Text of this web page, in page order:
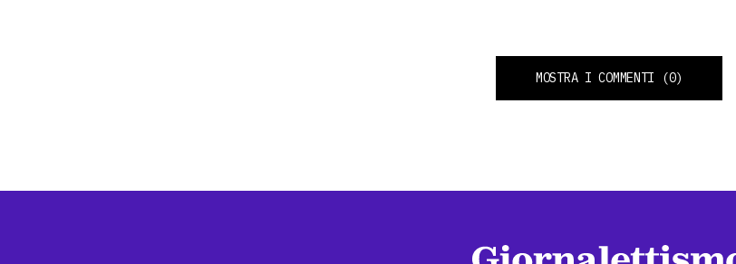
MOSTRA I COMMENTI (0)